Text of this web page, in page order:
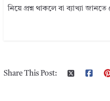
নিয়ে প্রশ্ন থাকলে বা ব্যাখ্যা
Share This Post: